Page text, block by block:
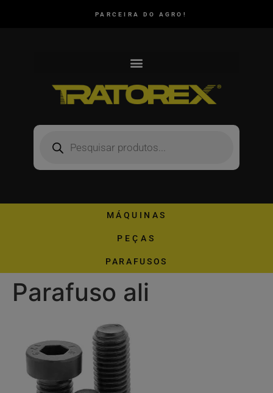
PARCEIRA DO AGRO!
MÁQUINAS
PEÇAS
PARAFUSOS
Parafuso ali